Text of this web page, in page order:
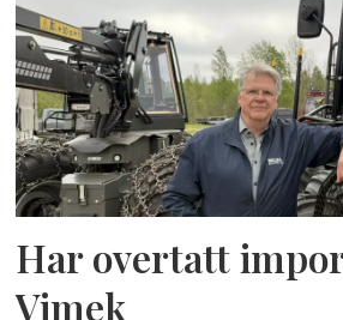
Har overtatt
Vimek